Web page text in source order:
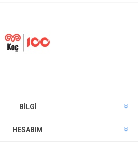
BILGI
HESABIM